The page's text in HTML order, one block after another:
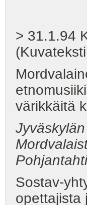
> 31.1.94
värikkäitä
Sostav-
opettajista